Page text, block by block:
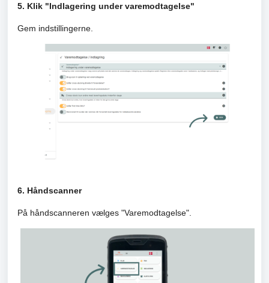
5. Klik "Indlagering under varemodtagelse"
Gem indstillingerne.
6. Håndscanner
På håndscanneren vælges "Varemodtagelse".